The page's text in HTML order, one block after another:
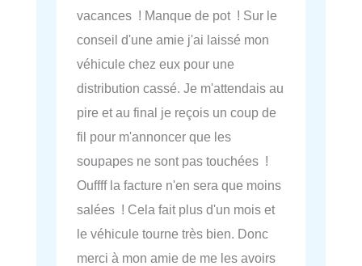
vacances ! Manque de pot ! Sur le
conseil d'une amie j'ai laissé mon
véhicule chez eux pour une
distribution cassé. Je m'attendais au
pire et au final je reçois un coup de
fil pour m'annoncer que les
soupapes ne sont pas touchées !
Ouffff la facture n'en sera que moins
salées ! Cela fait plus d'un mois et
le véhicule tourne très bien. Donc
merci à mon amie de me les avoirs